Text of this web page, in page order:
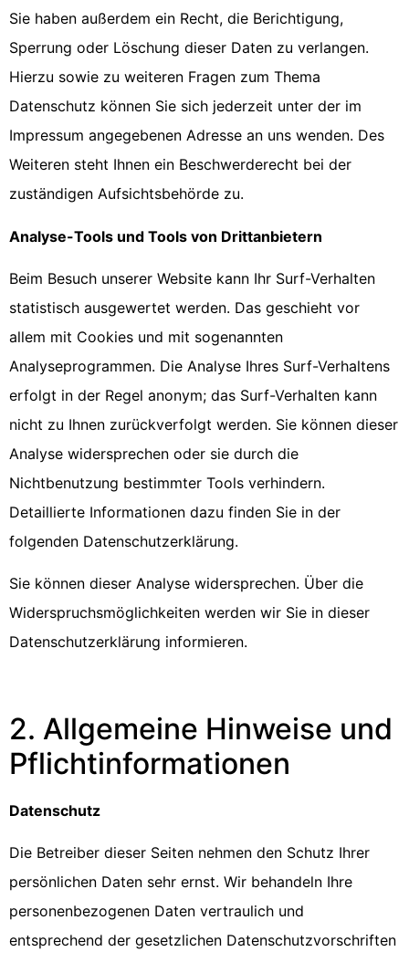
Sie haben außerdem ein Recht, die Berichtigung,
Sperrung oder Löschung dieser Daten zu verlangen.
Hierzu sowie zu weiteren Fragen zum Thema
Datenschutz können Sie sich jederzeit unter der im
Impressum angegebenen Adresse an uns wenden. Des
Weiteren steht Ihnen ein Beschwerderecht bei der
zuständigen Aufsichtsbehörde zu.
Analyse-Tools und Tools von Drittanbietern
Beim Besuch unserer Website kann Ihr Surf-Verhalten
statistisch ausgewertet werden. Das geschieht vor
allem mit Cookies und mit sogenannten
Analyseprogrammen. Die Analyse Ihres Surf-Verhaltens
erfolgt in der Regel anonym; das Surf-Verhalten kann
nicht zu Ihnen zurückverfolgt werden. Sie können dieser
Analyse widersprechen oder sie durch die
Nichtbenutzung bestimmter Tools verhindern.
Detaillierte Informationen dazu finden Sie in der
folgenden Datenschutzerklärung.
Sie können dieser Analyse widersprechen. Über die
Widerspruchsmöglichkeiten werden wir Sie in dieser
Datenschutzerklärung informieren.
2. Allgemeine Hinweise und
Pflichtinformationen
Datenschutz
Die Betreiber dieser Seiten nehmen den Schutz Ihrer
persönlichen Daten sehr ernst. Wir behandeln Ihre
personenbezogenen Daten vertraulich und
entsprechend der gesetzlichen Datenschutzvorschriften